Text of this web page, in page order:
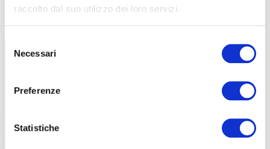
raccolto dal suo utilizzo dei loro servizi.
delNecessari
Preferenze
Statistiche
TUTTE LE CATEGORIE DEL MAGAZINE